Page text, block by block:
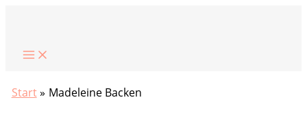
springen
Start Madeleine Backen